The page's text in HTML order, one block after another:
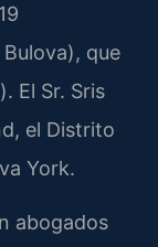
que
El Sr. Sris
el Distrito
York.
abogados